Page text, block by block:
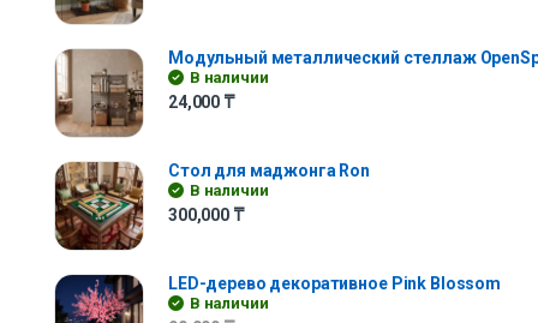
Модульный металлический стеллаж
В наличии
24,000 ₸
Стол для маджонга Ron
В наличии
300,000 ₸
LED-дерево декоративное Pink Blossom
В наличии